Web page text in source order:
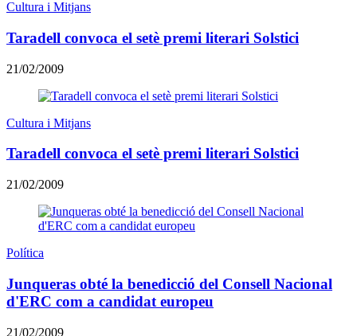
Cultura i Mitjans
Taradell convoca el setè premi literari Solstici
21/02/2009
Cultura i Mitjans
Taradell convoca el setè premi literari Solstici
21/02/2009
Política
Junqueras obté la benedicció del Consell Nacional
d'ERC com a candidat europeu
21/02/2009